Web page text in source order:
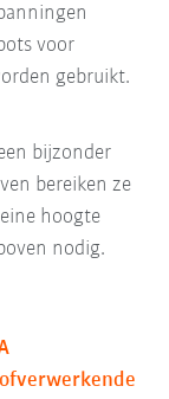
voor
gebruikt.
bijzonder
bereiken ze
hoogte
nodig.